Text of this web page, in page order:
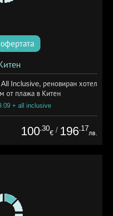
Китен
Inclusive, реновиран хотел
от плажа в Китен
+ all inclusive
100.30
€ / 196.17
лв.